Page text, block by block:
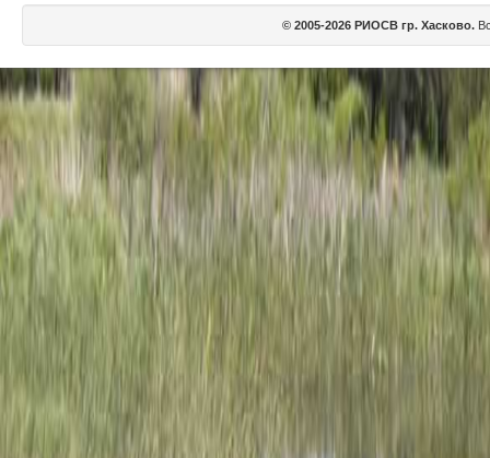
© 2005-2026 РИОСВ гр. Хасково.